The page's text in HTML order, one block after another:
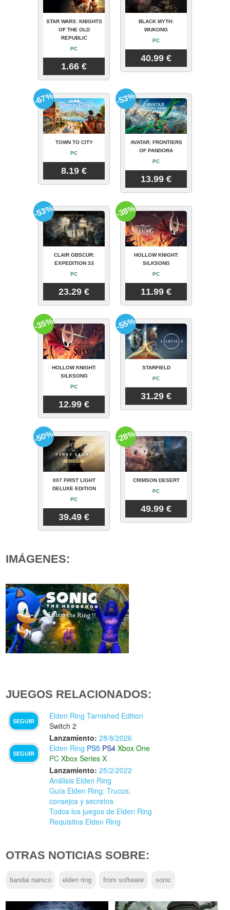
STAR WARS: KNIGHTS
OF THE OLD
REPUBLIC
PC
1.66 €
BLACK MYTH:
WUKONG
PC
40.99 €
TOWN TO CITY
PC
8.19 €
-67%
AVATAR: FRONTIERS
OF PANDORA
PC
13.99 €
-53%
CLAIR OBSCUR:
EXPEDITION 33
PC
23.29 €
-53%
HOLLOW KNIGHT:
SILKSONG
PC
11.99 €
-38%
HOLLOW KNIGHT:
SILKSONG
PC
12.99 €
-35%
STARFIELD
PC
31.29 €
-55%
007 FIRST LIGHT
DELUXE EDITION
PC
39.49 €
-50%
CRIMSON DESERT
PC
49.99 €
-28%
IMÁGENES:
JUEGOS RELACIONADOS:
SEGUIR
Elden Ring Tarnished Edition
Switch 2
Lanzamiento: 28/8/2026
SEGUIR
Elden Ring PS5 PS4 Xbox One
PC Xbox Series X
Lanzamiento: 25/2/2022
Análisis Elden Ring
Guía Elden Ring: Trucos,
consejos y secretos
Todos los juegos de Elden Ring
Requisitos Elden Ring
OTRAS NOTICIAS SOBRE:
bandai namco elden ring from software sonic